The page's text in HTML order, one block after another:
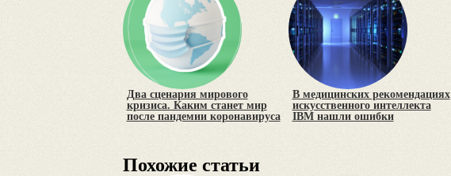
Два сценария мирового
кризиса. Каким станет мир
после пандемии коронавируса
В медицинских рекомендациях
искусственного интеллекта
IBM нашли ошибки
Похожие статьи